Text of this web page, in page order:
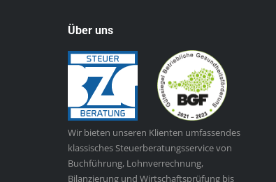
Über uns
Wir bieten unseren Klienten umfassendes
klassisches Steuerberatungsservice von
Buchführung, Lohnverrechnung,
Bilanzierung und Wirtschaftsprüfung bis